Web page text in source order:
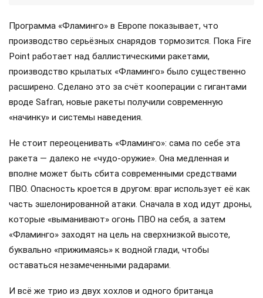
Программа «Фламинго» в Европе показывает, что
производство серьёзных снарядов тормозится. Пока Fire
Point работает над баллистическими ракетами,
производство крылатых «Фламинго» было существенно
расширено. Сделано это за счёт кооперации с гигантами
вроде Safran, новые ракеты получили современную
«начинку» и системы наведения.
Не стоит переоценивать «Фламинго»: сама по себе эта
ракета — далеко не «чудо-оружие». Она медленная и
вполне может быть сбита современными средствами
ПВО. Опасность кроется в другом: враг использует её как
часть эшелонированной атаки. Сначала в ход идут дроны,
которые «выманивают» огонь ПВО на себя, а затем
«Фламинго» заходят на цель на сверхнизкой высоте,
буквально «прижимаясь» к водной глади, чтобы
оставаться незамеченными радарами.
И всё же трио из двух хохлов и одного британца